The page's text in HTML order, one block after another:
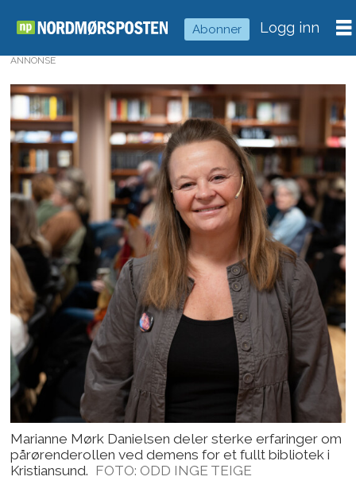
Abonner Logg inn
ANNONSE
Marianne Mørk Danielsen deler sterke erfaringer om
pårørenderollen ved demens for et fullt bibliotek i
Kristiansund. FOTO: ODD INGE TEIGE